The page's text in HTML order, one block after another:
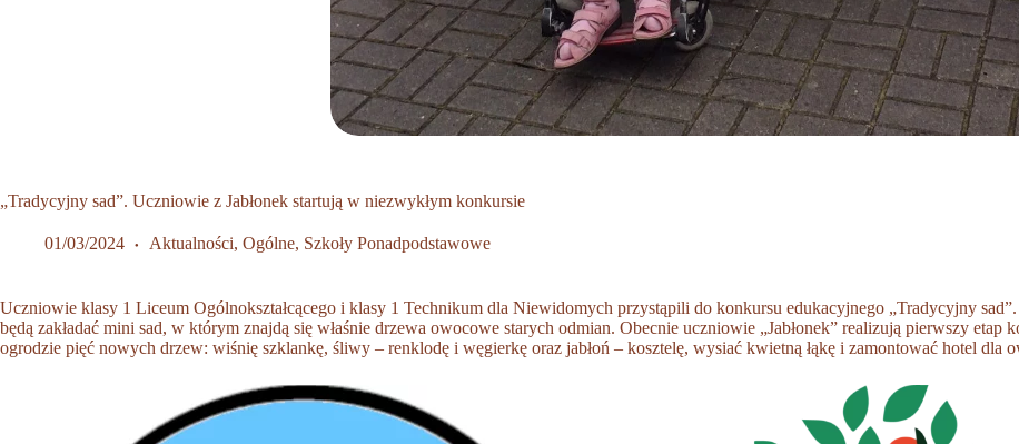
„Tradycyjny sad”. Uczniowie z Jabłonek startują w niezwykłym konkursie
01/03/2024 Aktualności, Ogólne, Szkoły Ponadpodstawowe
Uczniowie klasy 1 Liceum Ogólnokształcącego i klasy 1 Technikum dla Niewidomych przystąpili do konkursu edukacyjnego „Tradycyjny
będą zakładać mini sad, w którym znajdą się właśnie drzewa owocowe starych odmian. Obecnie uczniowie „Jabłonek” realizują pierwszy
ogrodzie pięć nowych drzew: wiśnię szklankę, śliwy – renklodę i węgierkę oraz jabłoń – kosztelę, wysiać kwietną łąkę i zamontować hotel dla